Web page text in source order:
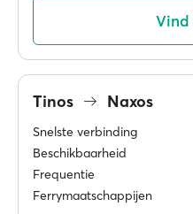
Vind
Tinos Naxos
Snelste verbinding
Beschikbaarheid
Frequentie
Ferrymaatschappijen